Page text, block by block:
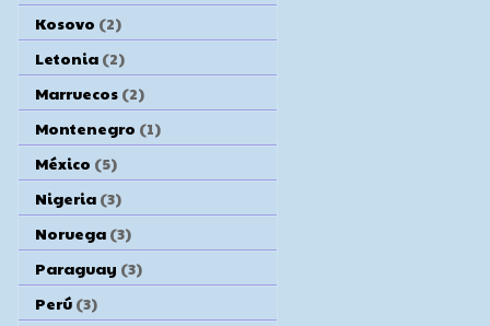
Kosovo (2)
Letonia (2)
Marruecos (2)
Montenegro (1)
México (5)
Nigeria (3)
Noruega (3)
Paraguay (3)
Perú (3)